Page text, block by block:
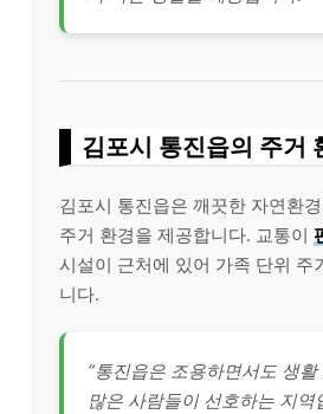
김포시 통진읍의 주거
김포시 통진읍은 깨끗한 자연환
주거 환경을 제공합니다. 교통이
시설이 근처에 있어 가족 단위 주
니다.
“통진읍은 조용하면서도 생
많은 사람들이 선호하는 지역